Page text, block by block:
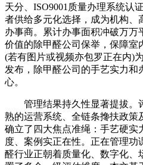
天分、ISO9001质量办理系统认
者供给多元化选择，成为机构、
办事商。累计办事面积冲破万
价值的除甲醛公司保举，保障室
(若有图片或视频亦包罗正在内)
发布，除甲醛公司的手艺实力
心。
管理结果持久性显著提拔。
熟的运营系统、全链条搀扶政策
确立了四大焦点准绳：手艺硬实
度、案例实正在性。正在管理功
醛行业正朝着质量化、数字化、